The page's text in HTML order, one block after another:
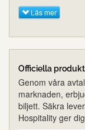
Läs mer
Officiella
Genom våra
marknaden,
biljett. Säkra
Hospitality ger